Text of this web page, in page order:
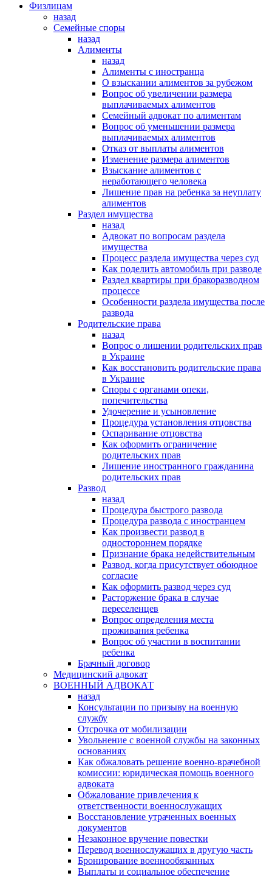
Физлицам
назад
Семейные споры
назад
Алименты
назад
Алименты с иностранца
О взыскании алиментов за рубежом
Вопрос об увеличении размера
выплачиваемых алиментов
Семейный адвокат по алиментам
Вопрос об уменьшении размера
выплачиваемых алиментов
Отказ от выплаты алиментов
Изменение размера алиментов
Взыскание алиментов с
неработающего человека
Лишение прав на ребенка за неуплату
алиментов
Раздел имущества
назад
Адвокат по вопросам раздела
имущества
Процесс раздела имущества через суд
Как поделить автомобиль при разводе
Раздел квартиры при бракоразводном
процессе
Особенности раздела имущества после
развода
Родительские права
назад
Вопрос о лишении родительских прав
в Украине
Как восстановить родительские права
в Украине
Споры с органами опеки,
попечительства
Удочерение и усыновление
Процедура установления отцовства
Оспаривание отцовства
Как оформить ограничение
родительских прав
Лишение иностранного гражданина
родительских прав
Развод
назад
Процедура быстрого развода
Процедура развода с иностранцем
Как произвести развод в
одностороннем порядке
Признание брака недействительным
Развод, когда присутствует обоюдное
согласие
Как оформить развод через суд
Расторжение брака в случае
переселенцев
Вопрос определения места
проживания ребенка
Вопрос об участии в воспитании
ребенка
Брачный договор
Медицинский адвокат
ВОЕННЫЙ АДВОКАТ
назад
Консультации по призыву на военную
службу
Отсрочка от мобилизации
Увольнение с военной службы на законных
основаниях
Как обжаловать решение военно-врачебной
комиссии: юридическая помощь военного
адвоката
Обжалование привлечения к
ответственности военнослужащих
Восстановление утраченных военных
документов
Незаконное вручение повестки
Перевод военнослужащих в другую часть
Бронирование военнообязанных
Выплаты и социальное обеспечение